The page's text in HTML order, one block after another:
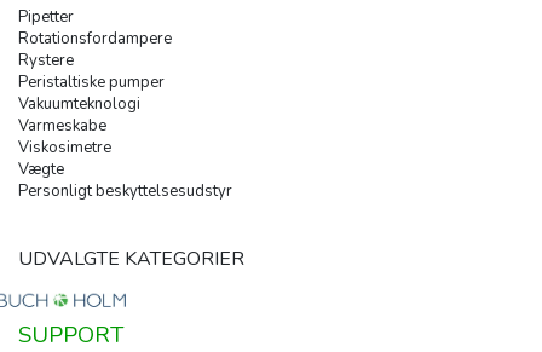
Pipetter
Rotationsfordampere
Rystere
Peristaltiske pumper
Vakuumteknologi
Varmeskabe
Viskosimetre
Vægte
Personligt beskyttelsesudstyr
UDVALGTE KATEGORIER
SUPPORT